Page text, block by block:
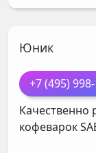
Юник
+7 (495)
Качественно
кофеварок